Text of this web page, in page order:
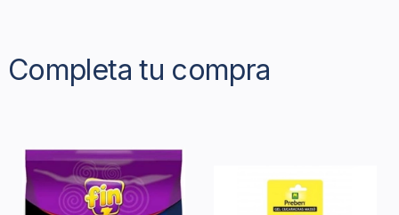
Completa tu compra